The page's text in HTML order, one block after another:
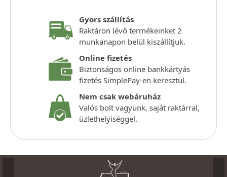
Gyors szállítás
Raktáron lévő termékeinket 2
munkanapon belül kiszállítjuk.
Online fizetés
Biztonságos online bankkártyás
fizetés SimplePay-en keresztül.
Nem csak webáruház
Valós bolt vagyunk, saját raktárral,
üzlethelyiséggel.